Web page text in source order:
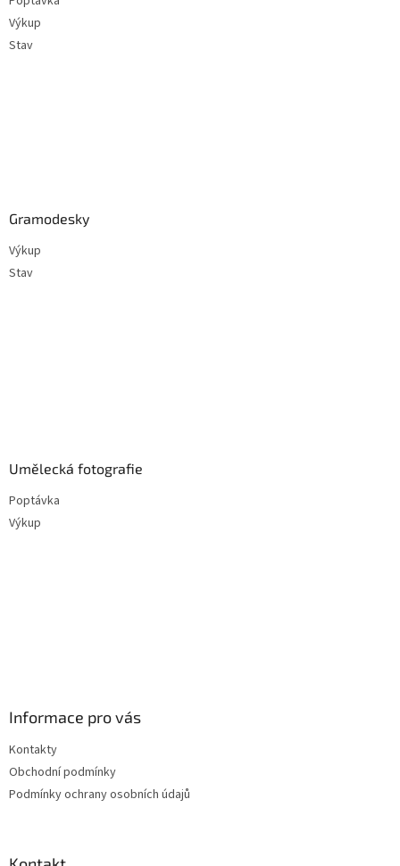
Výkup
Stav
Gramodesky
Výkup
Stav
Umělecká fotografie
Poptávka
Výkup
Informace pro vás
Kontakty
Obchodní podmínky
Podmínky ochrany osobních údajů